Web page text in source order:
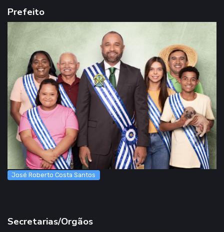
Prefeito
José Roberto Costa Santos
Secretarias/Orgãos